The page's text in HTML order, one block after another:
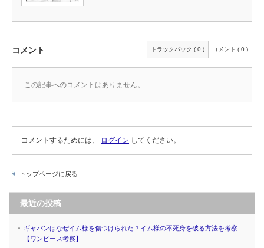
コメント トラックバック ( 0 ) コメント ( 0 )
この記事へのコメントはありません。
コメントするためには、 ログイン してください。
トップページに戻る
最近の投稿
ギャバンはなぜイム様を傷つけられた？イム様の不死身を破る方法を考察
【ワンピース考察】